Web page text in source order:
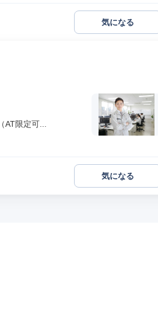
気になる
限定可...
気になる